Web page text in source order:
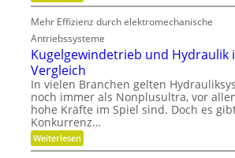
i
t
u
n
d
P
r
ä
z
i
s
i
o
n
M
h
r
l
e
x
i
b
i
l
i
t
Mehr Effizienz durch elektromechanische
Antriebssysteme
Kugelgewindetrieb und Hydraulik
Vergleich
In vielen Branchen gelten
noch immer als Nonplusultra, vor
hohe Kräfte im Spiel sind. Doch es
Konkurrenz…
Weiterlesen:
K